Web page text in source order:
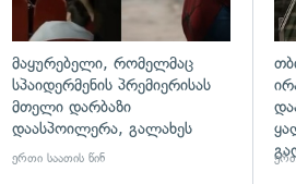
მაყურებელი, რომელმაც
სპაიდერმენის პრემიერისას
მთელი დარბაზი
დაასპოილერა, გალახეს
ერთი საათის წინ